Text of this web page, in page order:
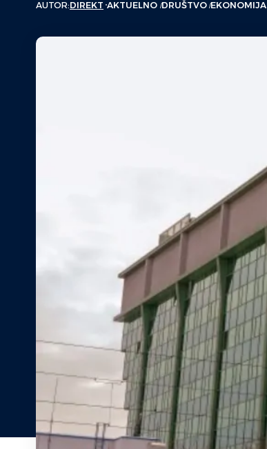
AUTOR:DIREKT AKTUELNO DRUŠTVO EKONOMIJA